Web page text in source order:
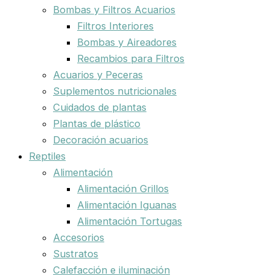
Bombas y Filtros Acuarios
Filtros Interiores
Bombas y Aireadores
Recambios para Filtros
Acuarios y Peceras
Suplementos nutricionales
Cuidados de plantas
Plantas de plástico
Decoración acuarios
Reptiles
Alimentación
Alimentación Grillos
Alimentación Iguanas
Alimentación Tortugas
Accesorios
Sustratos
Calefacción e iluminación